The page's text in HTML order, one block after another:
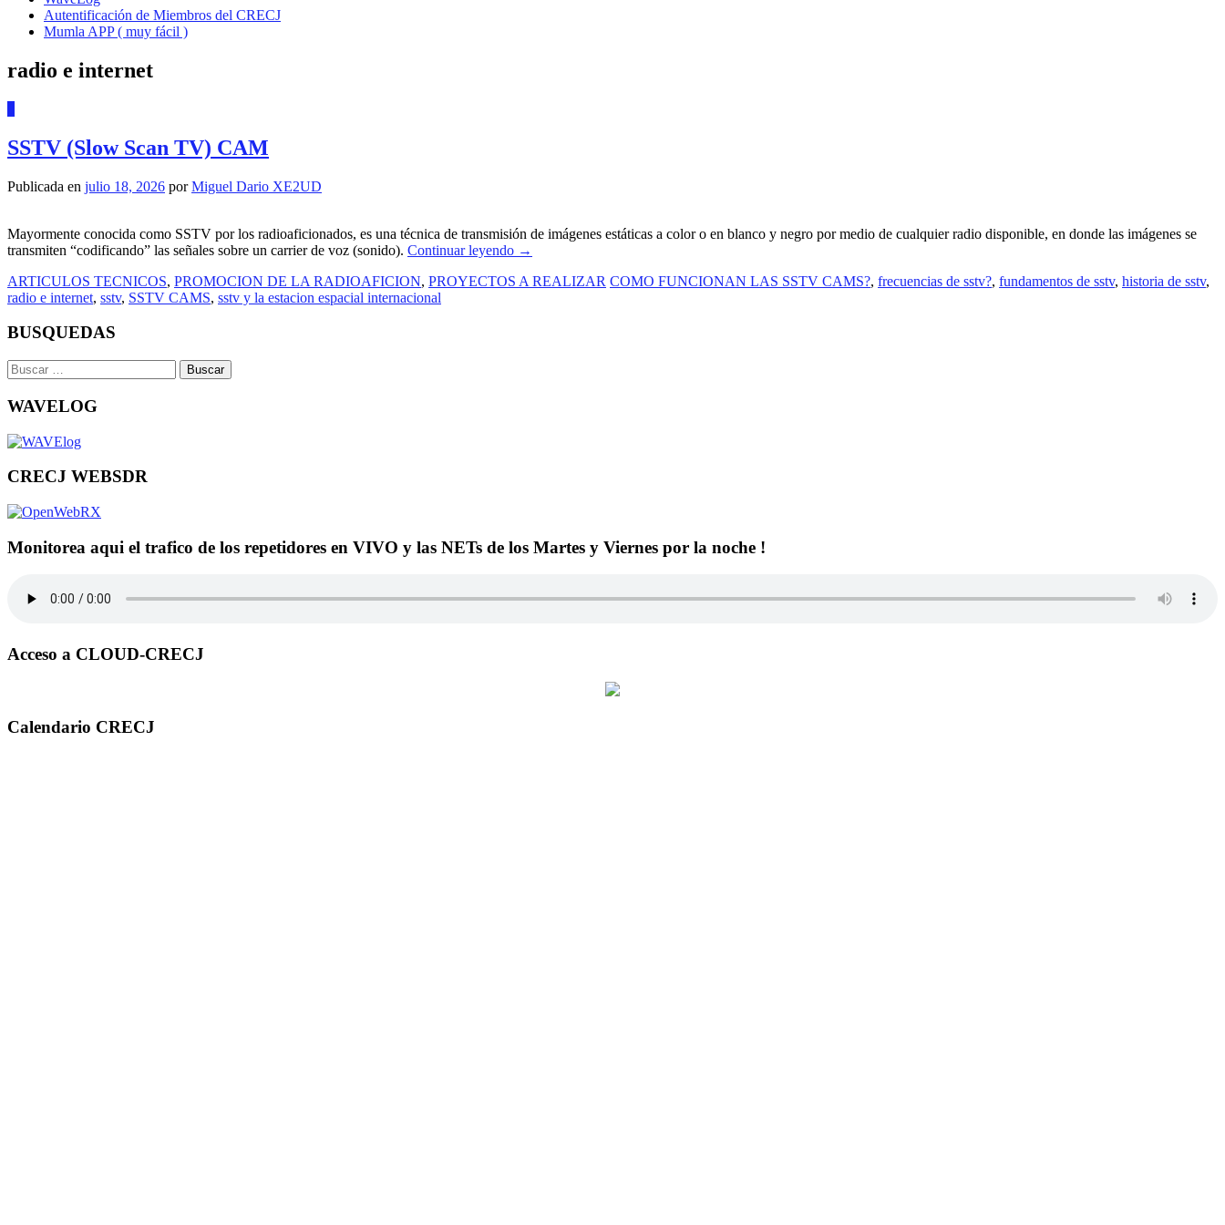
Autentificación de Miembros del CRECJ
Mumla APP ( muy fácil )
radio e internet
SSTV (Slow Scan TV) CAM
Publicada en julio 18, 2026 porMiguel Dario XE2UD
Mayormente conocida como SSTV por los radioaficionados, es una técnica de transmisión de imágenes estáticas a color o en blanco y negro por medio de cualquier radio disponible, en donde las imágenes se
transmiten “codificando” las señales sobre un carrier de voz (sonido). Continuar leyendo →
ARTICULOS TECNICOS, PROMOCION DE LA RADIOAFICION, PROYECTOS A REALIZAR COMO FUNCIONAN LAS SSTV CAMS?, frecuencias de sstv?, fundamentos de sstv, historia de sstv,
radio e internet, sstv, SSTV CAMS, sstv y la estacion espacial internacional
BUSQUEDAS
Buscar:
WAVELOG
CRECJ WEBSDR
Monitorea aqui el trafico de los repetidores en VIVO y las NETs de los Martes y Viernes por la noche !
Acceso a CLOUD-CRECJ
Calendario CRECJ